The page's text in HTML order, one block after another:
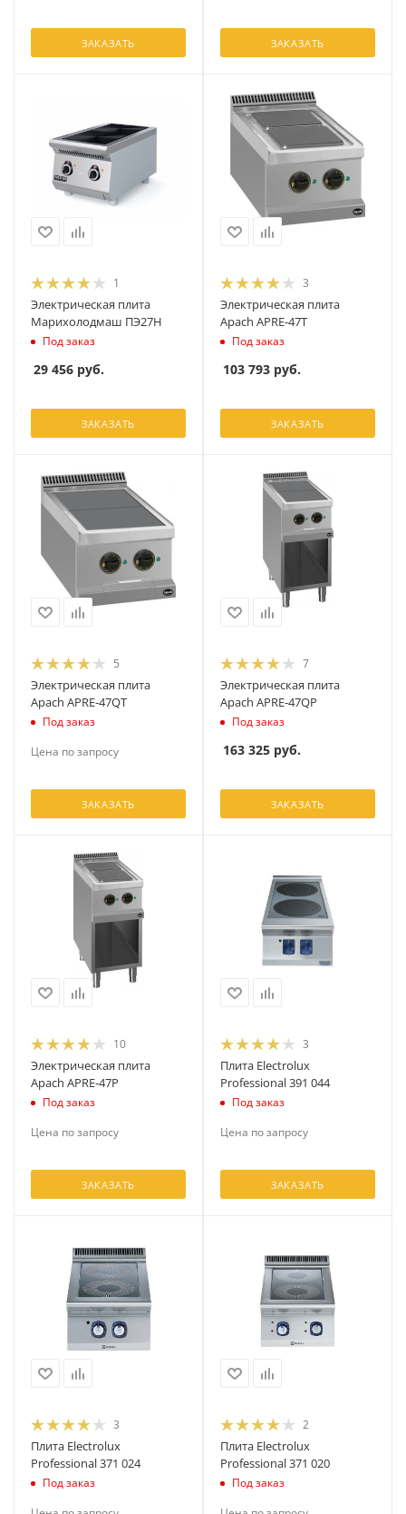
ЗАКАЗАТЬ ЗАКАЗАТЬ
1
Электрическая плита
Марихолодмаш ПЭ27H
Под заказ
29 456 руб.
ЗАКАЗАТЬ
3
Электрическая плита
Apach APRE-47T
Под заказ
103 793 руб.
ЗАКАЗАТЬ
5
Электрическая плита
Apach APRE-47QT
Под заказ
Цена по запросу
ЗАКАЗАТЬ
7
Электрическая плита
Apach APRE-47QP
Под заказ
163 325 руб.
ЗАКАЗАТЬ
10
Электрическая плита
Apach APRE-47P
Под заказ
Цена по запросу
ЗАКАЗАТЬ
3
Плита Electrolux
Professional 391 044
Под заказ
Цена по запросу
ЗАКАЗАТЬ
3
Плита Electrolux
Professional 371 024
Под заказ
2
Плита Electrolux
Professional 371 020
Под заказ